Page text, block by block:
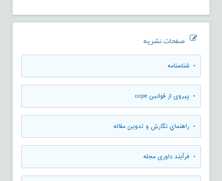
صفحات نشریه
• شناسنامه
• پیروی از قوانین cope
• راهنماي نگارش و تدوين مقاله
• فرآیند داوری مجله